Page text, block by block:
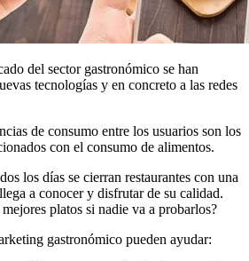
del sector gastronómico se han
tecnologías y en concreto a las redes
de consumo entre los usuarios son los
con el consumo de alimentos.
los días se cierran restaurantes con una
a conocer y disfrutar de su calidad.
platos si nadie va a probarlos?
gastronómico pueden ayudar: